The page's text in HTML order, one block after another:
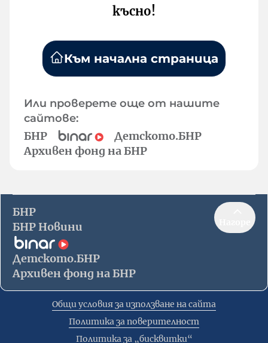
късно!
Към начална страница
Или проверете още от нашите
сайтове:
БНР
Детското.БНР
Архивен фонд на БНР
БНР
БНР Новини
Детското.БНР
Архивен фонд на БНР
Общи условия за използване на сайта
Политика за поверителност
Политика за „бисквитки“